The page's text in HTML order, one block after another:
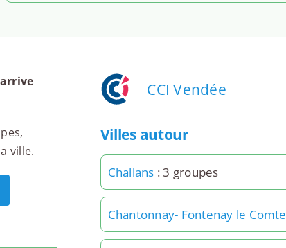
ville.
CCI Vendée
Villes autour
Challans : 3 groupes
Chantonnay- Fontenay le Comte